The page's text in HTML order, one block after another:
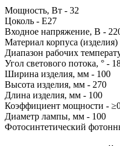
Мощность, Вт - 32
Цоколь - Е27
Входное напряжение, В -
Материал корпуса
Диапазон рабочих
Угол светового потока, ° -
Ширина изделия, мм - 100
Высота изделия, мм - 270
Длина изделия, мм - 100
Коэффициент мощности -
Диаметр лампы, мм - 100
Фотосинтетический